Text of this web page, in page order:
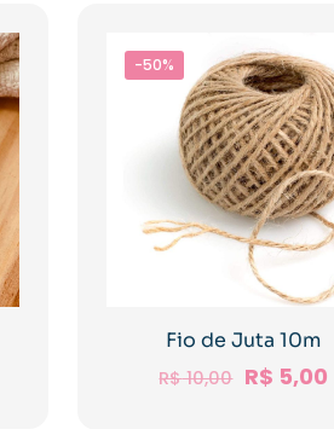
-50%
Fio de Juta 10m
R$10,00 R$ 5,00